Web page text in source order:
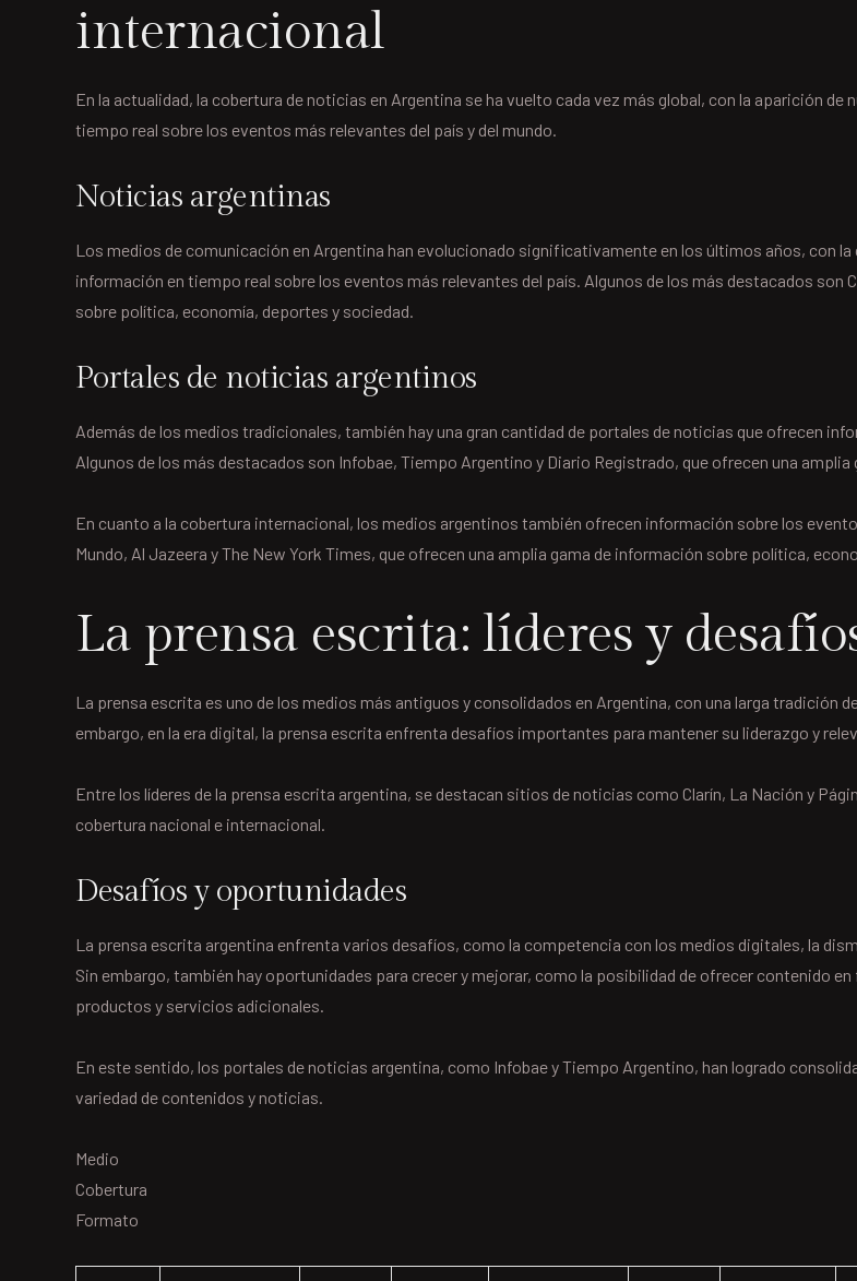
internacional
En la actualidad, la cobertura de noticias en Argentina se ha vuelto cada vez más global, con la aparición
tiempo real sobre los eventos más relevantes del país y del mundo.
Noticias argentinas
Los medios de comunicación en Argentina han evolucionado significativamente en los últimos años, con
información en tiempo real sobre los eventos más relevantes del país. Algunos de los más destacados son
sobre política, economía, deportes y sociedad.
Portales de noticias argentinos
Además de los medios tradicionales, también hay una gran cantidad de portales de noticias que ofrecen
Algunos de los más destacados son Infobae, Tiempo Argentino y Diario Registrado, que ofrecen una
En cuanto a la cobertura internacional, los medios argentinos también ofrecen información sobre los
Mundo, Al Jazeera y The New York Times, que ofrecen una amplia gama de información sobre política,
La prensa escrita: líderes y
La prensa escrita es uno de los medios más antiguos y consolidados en Argentina, con una larga tradición
embargo, en la era digital, la prensa escrita enfrenta desafíos importantes para mantener su liderazgo y
Entre los líderes de la prensa escrita argentina, se destacan sitios de noticias como Clarín, La Nación y
cobertura nacional e internacional.
Desafíos y oportunidades
La prensa escrita argentina enfrenta varios desafíos, como la competencia con los medios digitales, la
Sin embargo, también hay oportunidades para crecer y mejorar, como la posibilidad de ofrecer contenido
productos y servicios adicionales.
En este sentido, los portales de noticias argentina, como Infobae y Tiempo Argentino, han logrado
variedad de contenidos y noticias.
Medio
Cobertura
Formato